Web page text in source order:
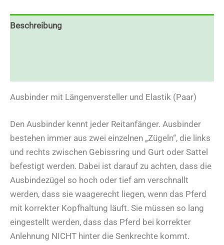
Beschreibung
Ausbinder mit Längenversteller und Elastik (Paar)
Den Ausbinder kennt jeder Reitanfänger. Ausbinder
bestehen immer aus zwei einzelnen „Zügeln“, die links
und rechts zwischen Gebissring und Gurt oder Sattel
befestigt werden. Dabei ist darauf zu achten, dass die
Ausbindezügel so hoch oder tief am verschnallt
werden, dass sie waagerecht liegen, wenn das Pferd
mit korrekter Kopfhaltung läuft. Sie müssen so lang
eingestellt werden, dass das Pferd bei korrekter
Anlehnung NICHT hinter die Senkrechte kommt.